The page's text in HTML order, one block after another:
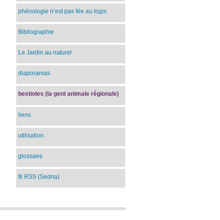
phénologie n’est pas fée au logis
Bibliographie
Le Jardin au naturel
diaporamas
bestioles (la gent animale régionale)
liens
utilisation
glossaire
fil RSS (Sedna)